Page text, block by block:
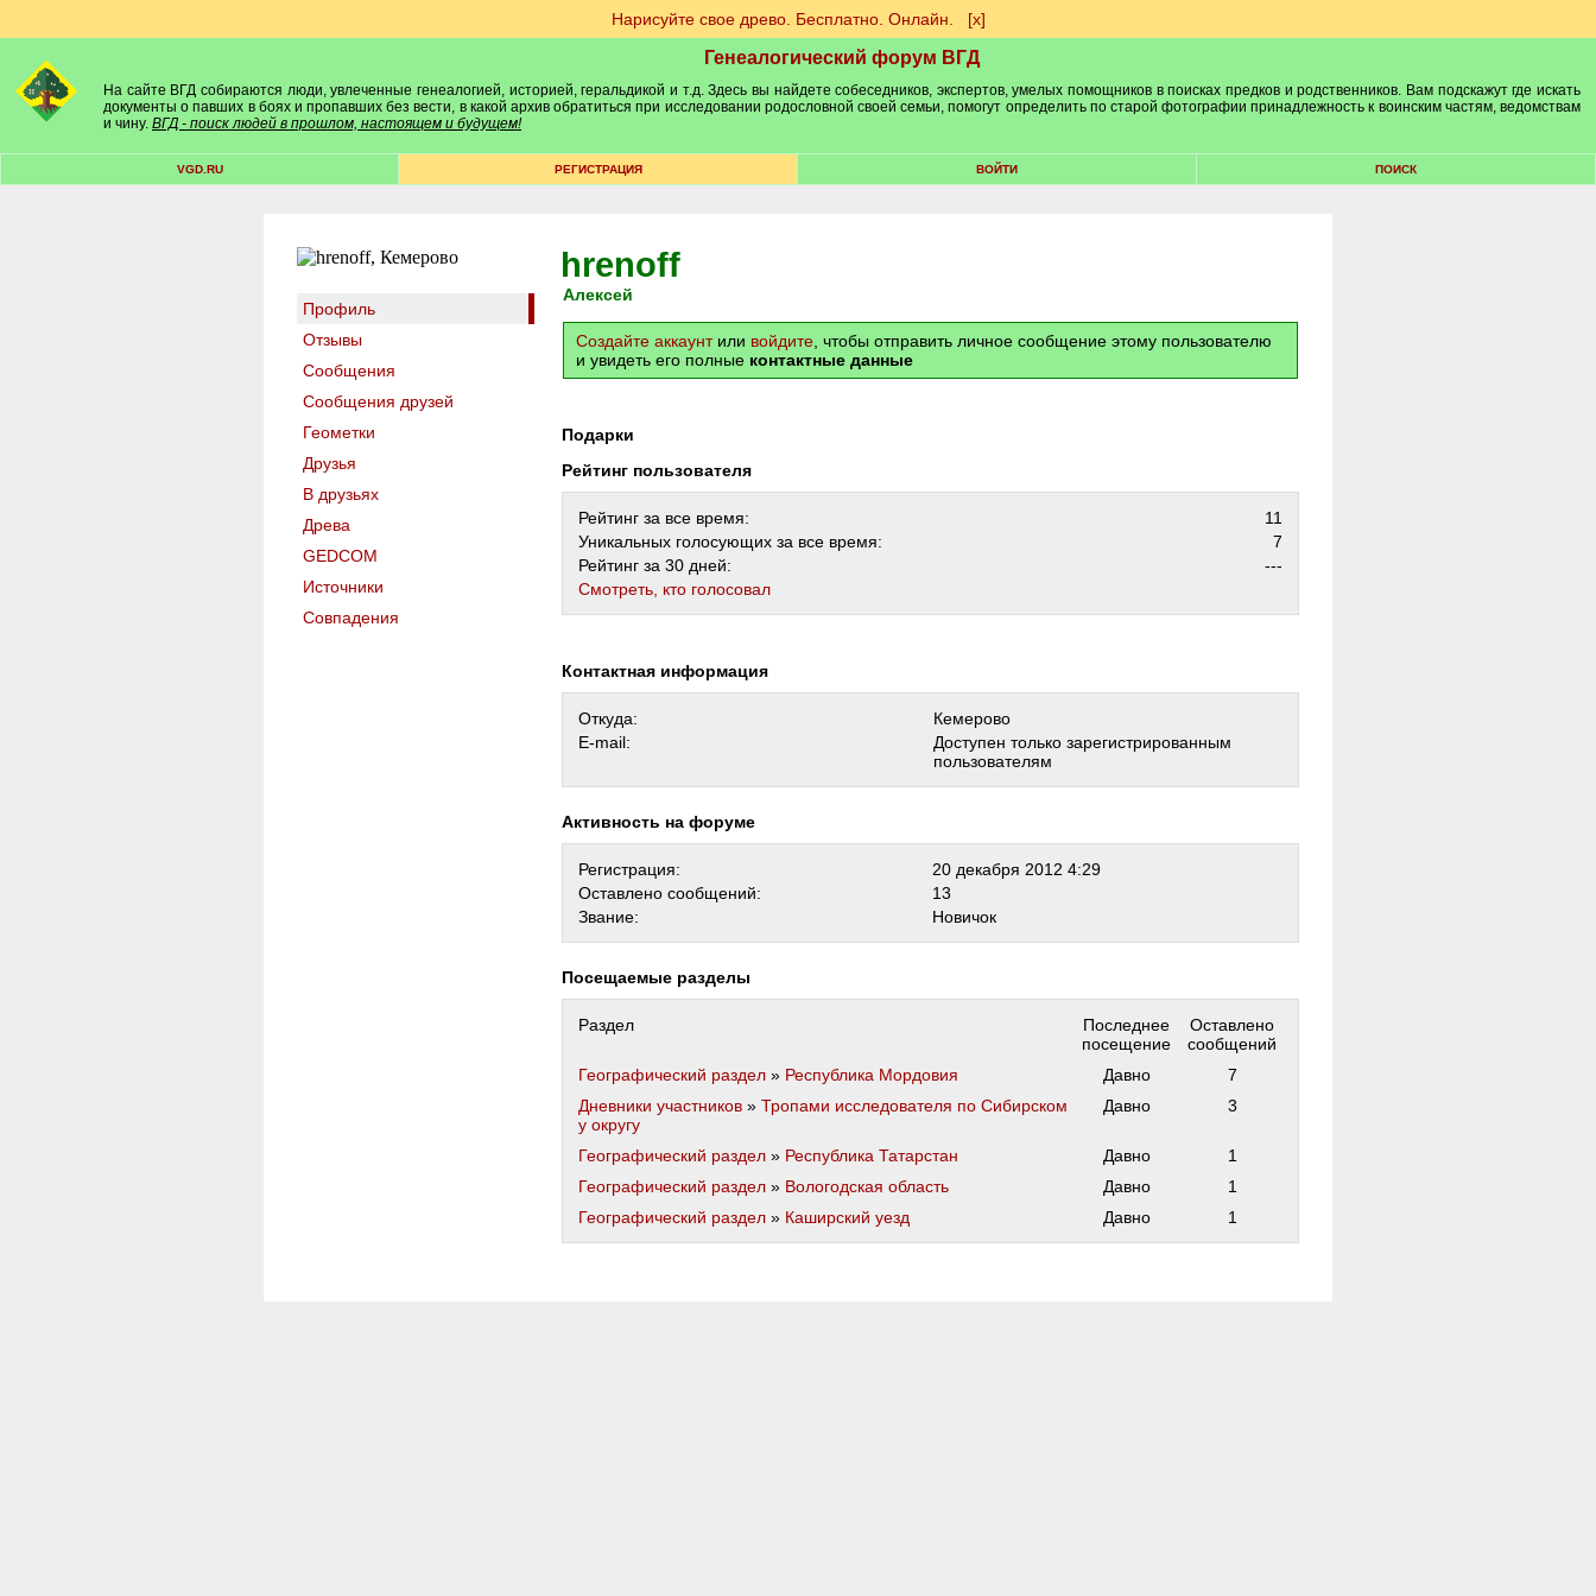
Нарисуйте свое древо. Бесплатно. Онлайн. [х]
Генеалогический форум ВГД
На сайте ВГД собираются люди, увлеченные генеалогией, историей, геральдикой и т.д. Здесь вы найдете собеседников, экспертов, умелых помощников в поисках предков и родственников. Вам подскажут где искать
документы о павших в боях и пропавших без вести, в какой архив обратиться при исследовании родословной своей семьи, помогут определить по старой фотографии принадлежность к воинским частям, ведомствам
и чину. ВГД - поиск людей в прошлом, настоящем и будущем!
VGD.RU РЕГИСТРАЦИЯ ВОЙТИ ПОИСК
Профиль
Отзывы
Сообщения
Сообщения друзей
Геометки
Друзья
В друзьях
Древа
GEDCOM
Источники
Совпадения
hrenoff
Алексей
Создайте аккаунтили войдите , чтобы отправить личное сообщение этому пользователю
и увидеть его полные контактные данные
Подарки
Рейтинг пользователя
Рейтинг за все время:
11
Уникальных голосующих за все время:
7
Рейтинг за 30 дней:
---
Cмотреть, кто голосовал
Контактная информация
Откуда:
Кемерово
E-mail:
Доступен только зарегистрированным
пользователям
Активность на форуме
Регистрация:
20 декабря 2012 4:29
Оставлено сообщений:
13
Звание:
Новичок
Посещаемые разделы
Раздел
Последнее
посещение
Оставлено
сообщений
Географический раздел » Республика Мордовия Давно
7
Дневники участников » Тропами исследователя по Сибирском
у округу
Давно 3
Географический раздел » Республика Татарстан Давно
1
Географический раздел » Вологодская область Давно
1
Географический раздел » Каширский уезд Давно 1